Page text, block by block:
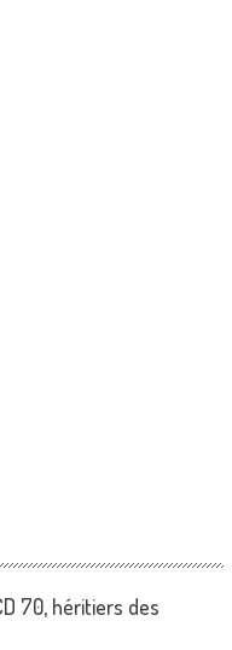
70, héritiers des